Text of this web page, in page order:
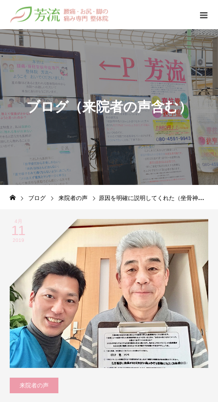
ブログ（来院者の声含む）
ブログ 来院者の声 原因を明確に説明してくれた（坐骨神経痛）
4月
11
2019
来院者の声